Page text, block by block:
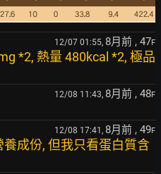
12/07 01:55, 8月前 , 47F
*2, 熱量 480kcal *2, 極品
12/08 11:43, 8月前 , 48F
12/08 17:41, 8月前 , 49F
成份, 但我只看蛋白質含